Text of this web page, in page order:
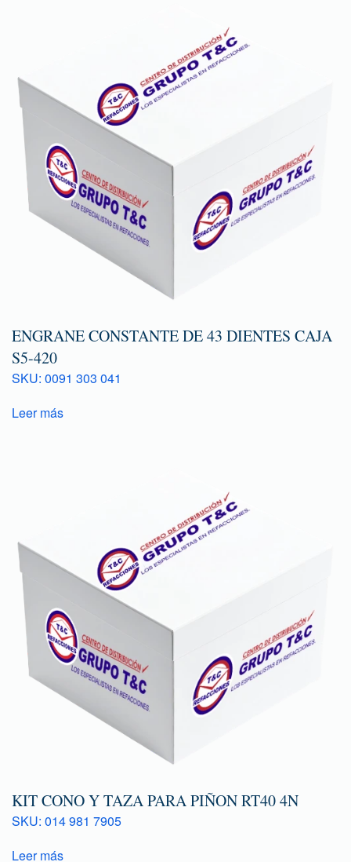
ENGRANE CONSTANTE DE 43 DIENTES CAJA
S5-420
SKU: 0091 303 041
Leer más
KIT CONO Y TAZA PARA PIÑON RT40 4N
SKU: 014 981 7905
Leer más